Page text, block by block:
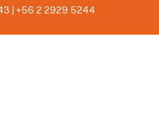
| +56 2 2929 5244